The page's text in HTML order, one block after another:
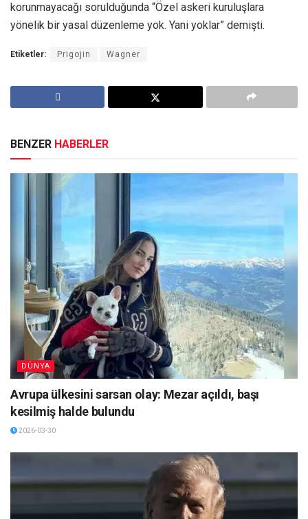
korunmayacağı sorulduğunda “Özel askeri kuruluşlara
yönelik bir yasal düzenleme yok. Yani yoklar” demişti.
Etiketler: Prigojin Wagner
BENZER HABERLER
DÜNYA
Avrupa ülkesini sarsan olay: Mezar açıldı, başı
kesilmiş halde bulundu
2026-03-30